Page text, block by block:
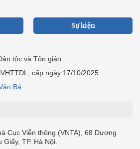
Sự kiện
tộc và Tôn giáo
cấp ngày 17/10/2025
Bá
Cục Viễn thông (VNTA), 68 Dương
TP. Hà Nội.